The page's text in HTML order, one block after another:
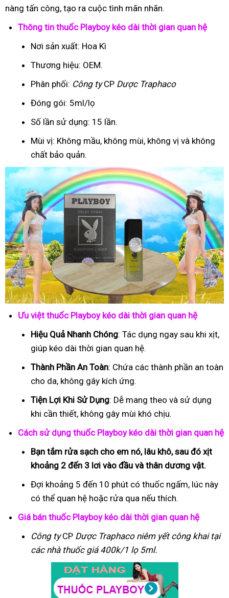
nàng tấn công, tạo ra cuộc tình mãn nhãn.
Thông tin thuốc Playboy kéo dài thời gian quan hệ
Nơi sản xuất: Hoa Kì
Thương hiệu: OEM.
Phân phối: Công tyCP Dược Traphaco
Đóng gói: 5ml/lọ
Số lần sử dụng: 15 lần.
Mùi vị: Không mầu, không mùi, không vị và không
chất bảo quản.
Ưu việt thuốc Playboy kéo dài thời gian quan hệ
Hiệu Quả Nhanh Chóng: Tác dụng ngay sau khi xịt,
giúp kéo dài thời gian quan hệ.
Thành Phần An Toàn: Chứa các thành phần an toàn
cho da, không gây kích ứng.
Tiện Lợi Khi Sử Dụng: Dễ mang theo và sử dụng
khi cần thiết, không gây mùi khó chịu.
Cách sử dụng thuốc Playboy kéo dài thời gian quan hệ
Bạn tắm rửa sạch cho em nó, lâu khô, sau đó xịt
khoảng 2 đến 3 lơi vào đầu và thân dương vật.
Đợi khoảng 5 đến 10 phút có thuốc ngấm, lúc này
có thể quan hệ hoặc rửa qua nếu thích.
Giá bán thuốc Playboy kéo dài thời gian quan hệ
Công tyCP Dược Traphaconiêm yết công khai tại
các nhà thuốc giá 400k/1 lọ 5ml.